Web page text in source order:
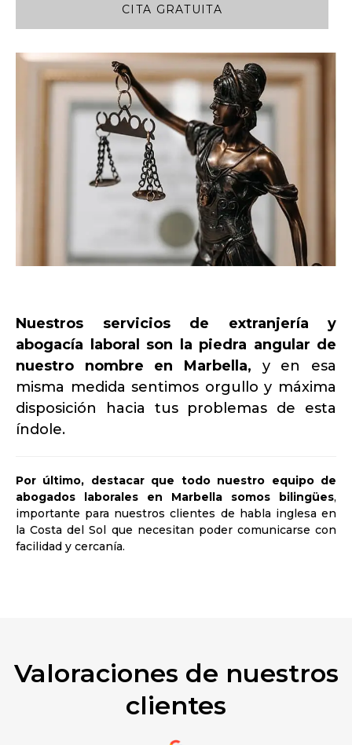
CITA GRATUITA
Nuestros servicios de extranjería y
abogacía laboral son la piedra angular de
nuestro nombre en Marbella, y en esa
misma medida sentimos orgullo y máxima
disposición hacia tus problemas de esta
índole.
Por último, destacar que todo nuestro equipo de
abogados laborales en Marbella somos bilingües,
importante para nuestros clientes de habla inglesa en
la Costa del Sol que necesitan poder comunicarse con
facilidad y cercanía.
Valoraciones de nuestros
clientes